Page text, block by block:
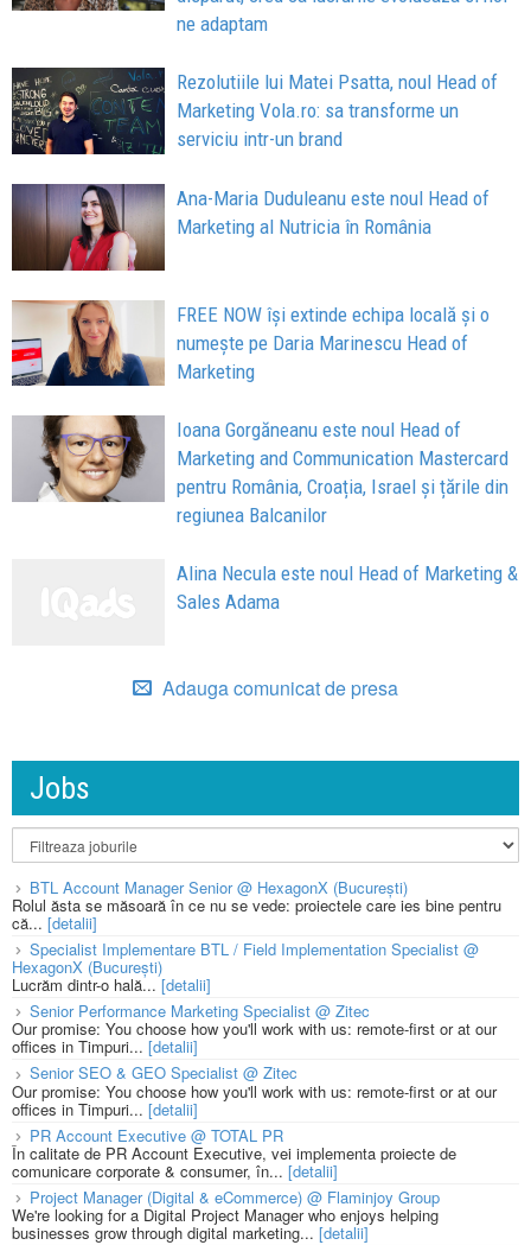
ne adaptam
Rezolutiile lui Matei Psatta, noul Head of
Marketing Vola.ro: sa transforme un
serviciu intr-un brand
Ana-Maria Duduleanu este noul Head of
Marketing al Nutricia în România
FREE NOW își extinde echipa locală și o
numește pe Daria Marinescu Head of
Marketing
Ioana Gorgăneanu este noul Head of
Marketing and Communication Mastercard
pentru România, Croația, Israel și țările din
regiunea Balcanilor
Alina Necula este noul Head of Marketing &
Sales Adama
Adauga comunicat de presa
Jobs
BTL Account Manager Senior @ HexagonX (București)
Rolul ăsta se măsoară în ce nu se vede: proiectele care ies bine pentru
că... [detalii]
Specialist Implementare BTL / Field Implementation Specialist @
HexagonX (București)
Lucrăm dintr-o hală... [detalii]
Senior Performance Marketing Specialist @ Zitec
Our promise: You choose how you'll work with us: remote-first or at our
offices in Timpuri... [detalii]
Senior SEO & GEO Specialist @ Zitec
Our promise: You choose how you'll work with us: remote-first or at our
offices in Timpuri... [detalii]
PR Account Executive @ TOTAL PR
În calitate de PR Account Executive, vei implementa proiecte de
comunicare corporate & consumer, în... [detalii]
Project Manager (Digital & eCommerce) @ Flaminjoy Group
We're looking for a Digital Project Manager who enjoys helping
businesses grow through digital marketing... [detalii]